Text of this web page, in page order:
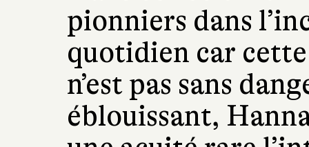
pionniers dans
quotidien car
n’est pas sans
éblouissant,